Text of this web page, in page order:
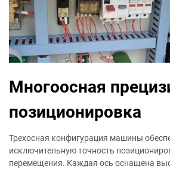
Многоосная
позиционировка
Трехосная конфигурация машины
исключительную точность
перемещения. Каждая ось оснащена